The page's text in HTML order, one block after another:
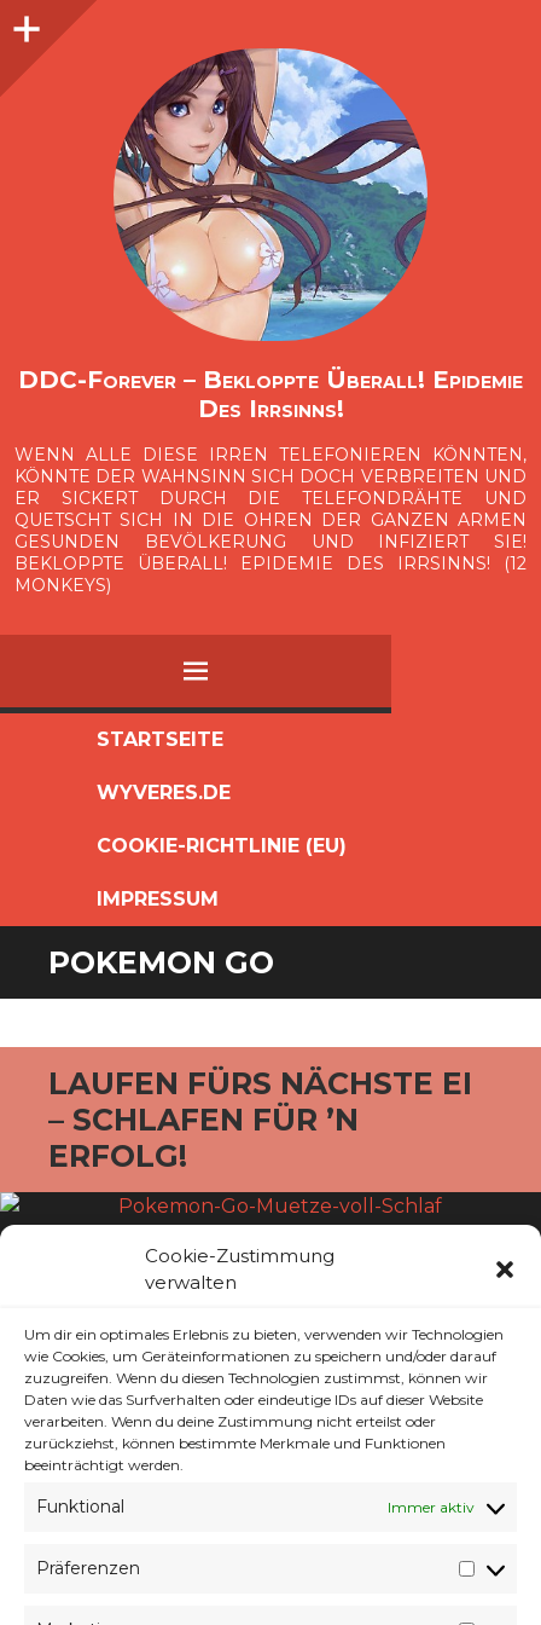
Cookie-Zustimmung
verwalten
Um dir ein optimales Erlebnis zu bieten, verwenden wir Technologien
wie Cookies, um Geräteinformationen zu speichern und/oder darauf
zuzugreifen. Wenn du diesen Technologien zustimmst, können wir
Daten wie das Surfverhalten oder eindeutige IDs auf dieser Website
verarbeiten. Wenn du deine Zustimmung nicht erteilst oder
zurückziehst, können bestimmte Merkmale und Funktionen
beeinträchtigt werden.
Funktional Immer aktiv
Präferenzen
O
p
e
n
i
d
e
b
a
DDC-Forever – Bekloppte Überall! Epidemie
Des Irrsinns!
WENN ALLE DIESE IRREN TELEFONIEREN KÖNNTEN,
KÖNNTE DER WAHNSINN SICH DOCH VERBREITEN UND
ER SICKERT DURCH DIE TELEFONDRÄHTE UND
QUETSCHT SICH IN DIE OHREN DER GANZEN ARMEN
GESUNDEN BEVÖLKERUNG UND INFIZIERT SIE!
BEKLOPPTE ÜBERALL! EPIDEMIE DES IRRSINNS! (12
MONKEYS)
MENÜ
SPRINGEN
STARTSEITE
WYVERES.DE
COOKIE-RICHTLINIE (EU)
IMPRESSUM
Seitenleiste
POKEMON GO
LAUFEN FÜRS NÄCHSTE EI
– SCHLAFEN FÜR ’N
ERFOLG!
investieren, ob man nun die Switch Spiele
oder älteren Titel spielt, die ganzen Klone
und Hacks. Oder man Spielt es aufm Handy.
Pokemon Go begleitet mich nun schon seit
Jahren. Hin und wieder waren da Monate
angefasst.
Doch derzeit nimmt es ein guten Teil meiner